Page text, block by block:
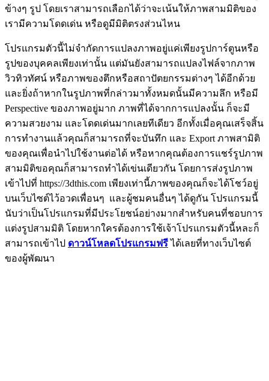
ข้างๆ รูป โดยเราสามารถเลือกได้ว่าจะเน้นให้ภาพสามมิติของ
เรามีความโดดเด่น หรือดูมีมิติตรงส่วนไหน
โปรแกรมตัวนี้ไม่จำกัดการแปลงภาพอยู่แค่เพียงรูปการ์ตูนหรือ
รูปของบุคคลเพียงเท่านั้น แต่มันยังสามารถแปลงไฟล์จากภาพ
วิวทิวทัศน์ หรือภาพของตึกหรือสถาปัตยกรรมต่างๆ ได้อีกด้วย
และยิ่งถ้าหากในรูปภาพที่กล่าวมาทั้งหมดนั้นมีความลึก หรือมี
Perspective ของภาพอยู่มาก ภาพที่ได้จากการแปลงนั้น ก็จะมี
ความสวยงาม และโดดเด่นมากเลยทีเดียว อีกทั้งเมื่อคุณเสร็จสิ้น
การทำงานแล้วคุณก็สามารถที่จะบันทึก และ Export ภาพสามิติ
ของคุณเพื่อนำไปใช้งานต่อได้ หรือหากคุณต้องการแชร์รูปภาพ
สามมิติขอคุณก็สามารถทำได้เข่นเดียวกัน โดยการส่งรูปภาพ
เข้าไปที่ https://3dthis.com เพียงเท่านี้ภาพของคุณก็จะได้โชว์อยู่
บนเว็บไซต์ไว้อวดเพื่อนๆ และผู้ชมคนอื่นๆ ได้ดูกัน โปรแกรมนี้
นับว่าเป็นโปรแกรมที่มีประโยชน์อย่างมากสำหรับคนที่ชอบการ
แต่งรูปสามมิติ โดยหากใครต้องการใช้เจ้าโปรแกรมตัวนี้หละก็
สามารถเข้าไป ดาวน์โหลดโปรแกรมฟรีได้เลยที่ทางเว็บไซต์
ของผู้พัฒนา